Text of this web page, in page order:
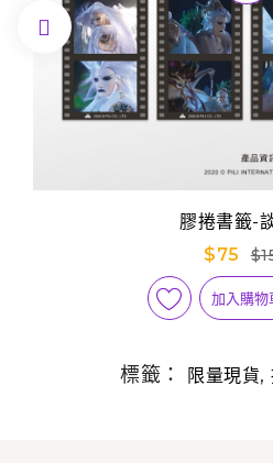
膠捲書籤-
$75
加入購物

標籤： 限量現貨,